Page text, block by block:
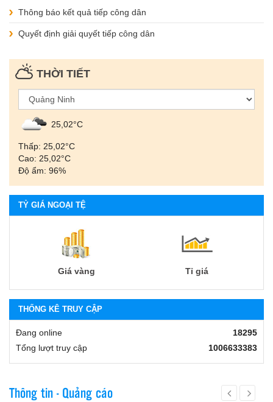
Thông báo kết quả tiếp công dân
Quyết định giải quyết tiếp công dân
THỜI TIẾT
25,02°С
Thấp: 25,02°С
Cao: 25,02°С
Độ ẩm: 96%
TỶ GIÁ NGOẠI TỆ
Giá vàng Tỉ giá
THỐNG KÊ TRUY CẬP
Đang online
18295
Tổng lượt truy cập
1006633383
Thông tin - Quảng cáo